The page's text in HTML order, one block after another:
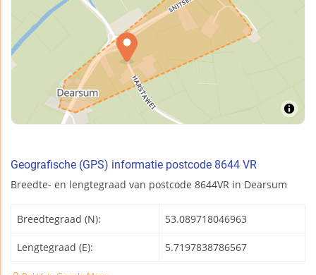
Geografische (GPS) informatie postcode 8644 VR
Breedte- en lengtegraad van postcode 8644VR in Dearsum
Breedtegraad (N): 53.089718046963
Lengtegraad (E): 5.7197838786567